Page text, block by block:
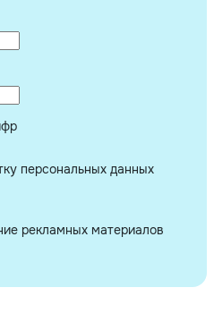
персональных данных
рекламных материалов